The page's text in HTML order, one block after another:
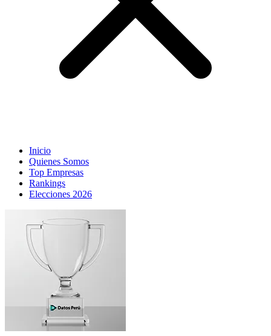
Inicio
Quienes Somos
Top Empresas
Rankings
Elecciones 2026